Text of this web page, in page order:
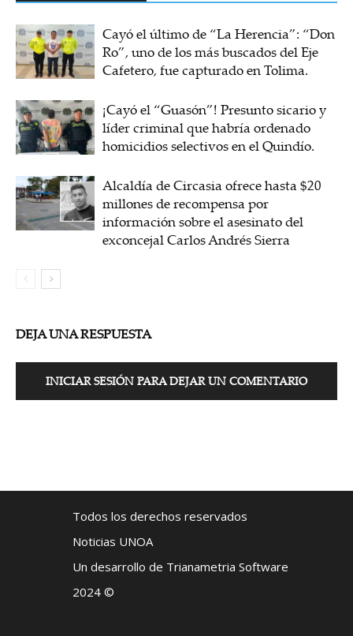
Cayó el último de “La Herencia”: “Don
Ro”, uno de los más buscados del Eje
Cafetero, fue capturado en Tolima.
¡Cayó el “Guasón”! Presunto sicario y
líder criminal que habría ordenado
homicidios selectivos en el Quindío.
Alcaldía de Circasia ofrece hasta $20
millones de recompensa por
información sobre el asesinato del
exconcejal Carlos Andrés Sierra
DEJA UNA RESPUESTA
INICIAR SESIÓN PARA DEJAR UN COMENTARIO
Todos los derechos reservados
Noticias UNOA
Un desarrollo de Trianametria Software
2024 ©